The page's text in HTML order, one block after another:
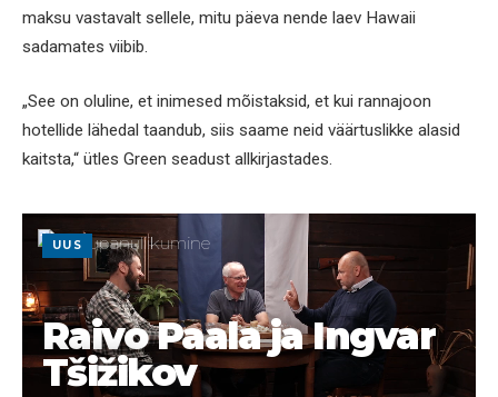
maksu vastavalt sellele, mitu päeva nende laev Hawaii
sadamates viibib.
„See on oluline, et inimesed mõistaksid, et kui rannajoon
hotellide lähedal taandub, siis saame neid väärtuslikke alasid
kaitsta,“ ütles Green seadust allkirjastades.
UUS
Raivo Paala ja Ingvar
Tšižikov